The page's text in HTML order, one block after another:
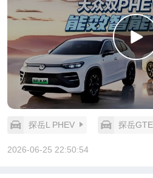
探岳L PHEV 探岳GTE
2026-06-25 22:50:54